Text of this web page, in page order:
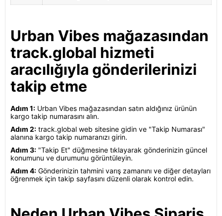
Urban Vibes mağazasından
track.global hizmeti
aracılığıyla gönderilerinizi
takip etme
Adım 1: Urban Vibes mağazasından satın aldığınız ürünün
kargo takip numarasını alın.
Adım 2: track.global web sitesine gidin ve "Takip Numarası"
alanına kargo takip numaranızı girin.
Adım 3: "Takip Et" düğmesine tıklayarak gönderinizin güncel
konumunu ve durumunu görüntüleyin.
Adım 4: Gönderinizin tahmini varış zamanını ve diğer detayları
öğrenmek için takip sayfasını düzenli olarak kontrol edin.